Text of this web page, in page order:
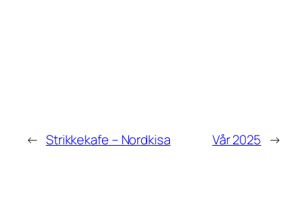
← Strikkekafe – Nordkisa Vår 2025 →